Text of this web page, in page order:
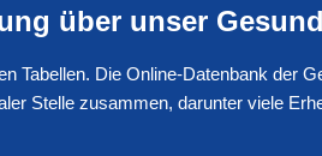
über unser
Tabellen. Die Online-Datenbank der
Stelle zusammen, darunter viele